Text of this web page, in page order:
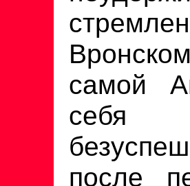
самой
себя
после